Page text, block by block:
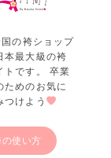
の袴ショップ
本最大級の袴
トです。 卒業
ためのお気に
つけよう
使い方